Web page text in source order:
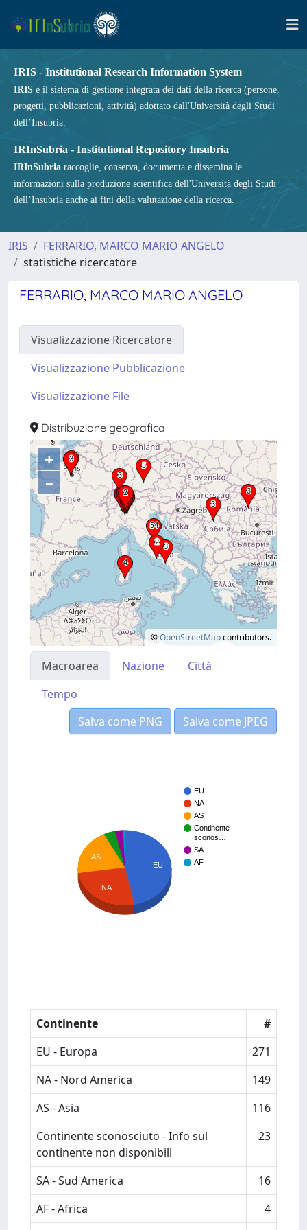
IRIS - Institutional Research Information System
IRIS è il sistema di gestione integrata dei dati della ricerca (persone,
progetti, pubblicazioni, attività) adottato dall'Università degli Studi
dell’Insubria.
IRInSubria - Institutional Repository Insubria
IRInSubria raccoglie, conserva, documenta e dissemina le
informazioni sulla produzione scientifica dell'Università degli Studi
dell’Insubria anche ai fini della valutazione della ricerca.
IRIS
FERRARIO, MARCO MARIO ANGELO
statistiche ricercatore
FERRARIO, MARCO MARIO ANGELO
Visualizzazione Ricercatore
Visualizzazione Pubblicazione
Visualizzazione File
Distribuzione geografica
+
–
©OpenStreetMapcontributors.
Macroarea Nazione
Città
Tempo
Salva come PNG
Salva come JPEG
EU
NA
AS
Continente
sconos…
SA
AF
EU
AS
NA
Continente
#
EU - Europa
271
NA - Nord America
149
AS - Asia
116
Continente sconosciuto - Info sul
continente non disponibili
23
SA - Sud America
16
AF - Africa
4